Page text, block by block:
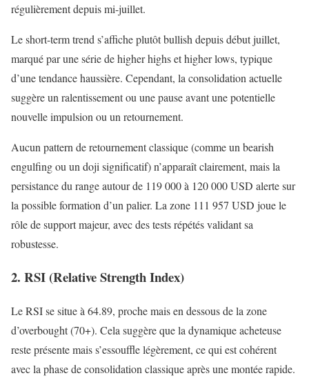
régulièrement depuis mi-juillet.
Le short-term trend s’affiche plutôt bullish depuis début juillet,
marqué par une série de higher highs et higher lows, typique
d’une tendance haussière. Cependant, la consolidation actuelle
suggère un ralentissement ou une pause avant une potentielle
nouvelle impulsion ou un retournement.
Aucun pattern de retournement classique (comme un bearish
engulfing ou un doji significatif) n’apparaît clairement, mais la
persistance du range autour de 119 000 à 120 000 USD alerte sur
la possible formation d’un palier. La zone 111 957 USD joue le
rôle de support majeur, avec des tests répétés validant sa
robustesse.
2. RSI (Relative Strength Index)
Le RSI se situe à 64.89, proche mais en dessous de la zone
d’overbought (70+). Cela suggère que la dynamique acheteuse
reste présente mais s’essouffle légèrement, ce qui est cohérent
avec la phase de consolidation classique après une montée rapide.